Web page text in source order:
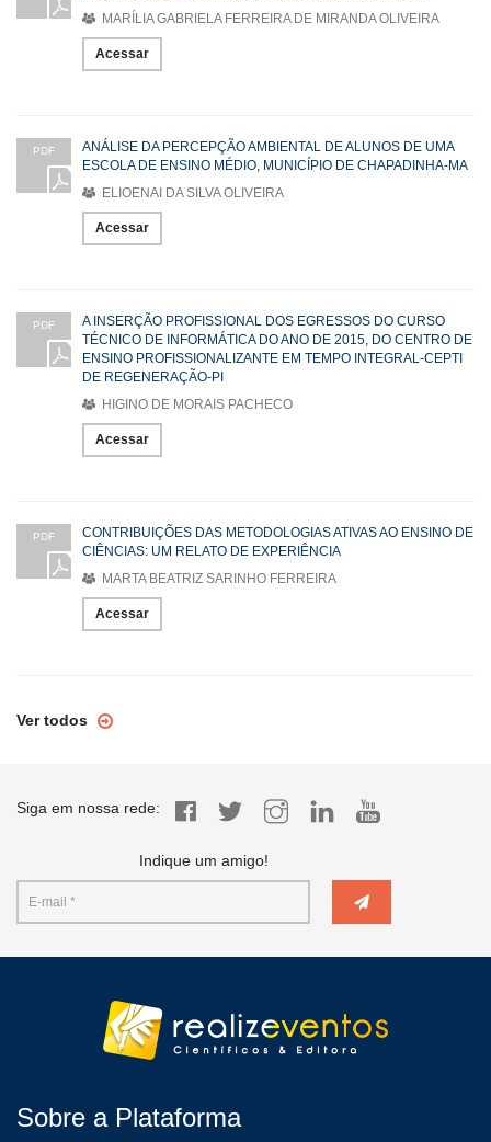
MARÍLIA GABRIELA FERREIRA DE MIRANDA OLIVEIRA
Acessar
PDF
ANÁLISE DA PERCEPÇÃO AMBIENTAL DE ALUNOS DE UMA
ESCOLA DE ENSINO MÉDIO, MUNICÍPIO DE CHAPADINHA-MA
ELIOENAI DA SILVA OLIVEIRA
Acessar
PDF
A INSERÇÃO PROFISSIONAL DOS EGRESSOS DO CURSO
TÉCNICO DE INFORMÁTICA DO ANO DE 2015, DO CENTRO DE
ENSINO PROFISSIONALIZANTE EM TEMPO INTEGRAL-CEPTI
DE REGENERAÇÃO-PI
HIGINO DE MORAIS PACHECO
Acessar
PDF
CONTRIBUIÇÕES DAS METODOLOGIAS ATIVAS AO ENSINO DE
CIÊNCIAS: UM RELATO DE EXPERIÊNCIA
MARTA BEATRIZ SARINHO FERREIRA
Acessar
Ver todos
Siga em nossa rede:
Indique um amigo!
Sobre a Plataforma